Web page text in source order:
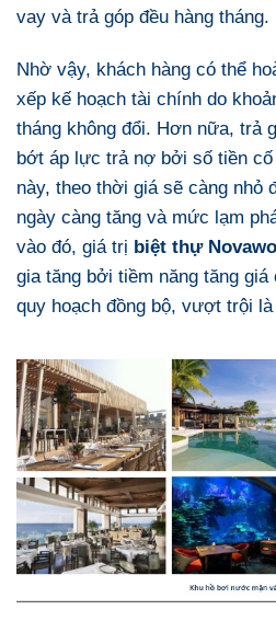
vay và trả góp đều hàng tháng.
Nhờ vậy, khách hàng có thể
xếp kế hoạch tài chính do
tháng không đổi. Hơn nữa, trả
bớt áp lực trả nợ bởi số tiền cố
này, theo thời giá sẽ càng nhỏ
ngày càng tăng và mức lạm
vào đó, giá trị biệt thự
gia tăng bởi tiềm năng tăng
quy hoạch đồng bộ, vượt trội